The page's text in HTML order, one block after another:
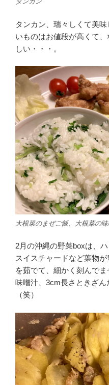
タンカン、瑞々しくて美
いものはお値段が高くて
しい・・・。
大根菜のまぜご飯、大根菜の
2月の沖縄の野菜boxは、
スイスチャードなど葉物
を茹でて、細かく刻んで
味噌汁、3cm長さときざ
（笑）